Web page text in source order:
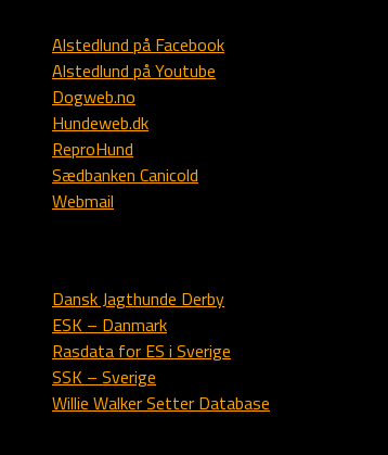
Alstedlund på Facebook
Alstedlund på Youtube
Dogweb.no
Hundeweb.dk
ReproHund
Sædbanken Canicold
Webmail
Dansk Jagthunde Derby
ESK – Danmark
Rasdata for ES i Sverige
SSK – Sverige
Willie Walker Setter Database